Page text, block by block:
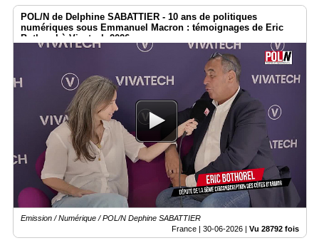
pro
Accès
POL/N de Delphine SABATTIER - 10 ans de politiques
numériques sous Emmanuel Macron : témoignages de Eric
Bothorel à Vivatech 2026
Emission / Numérique / POL/N Dephine SABATTIER
France | 30-06-2026 | Vu 28792 fois